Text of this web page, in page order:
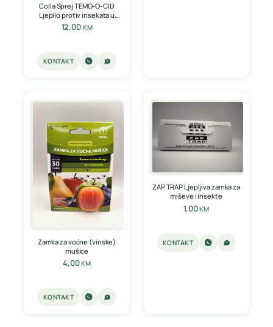
Colla Sprej TEMO-O-CID
Ljepilo protiv insekata u
spreju 600ml
12,00 KM
KONTAKT
Zamka za voćne (vinske)
mušice
4,00KM
KONTAKT
ZAP TRAP Ljepljiva zamka za
miševe i insekte
1,00KM
KONTAKT